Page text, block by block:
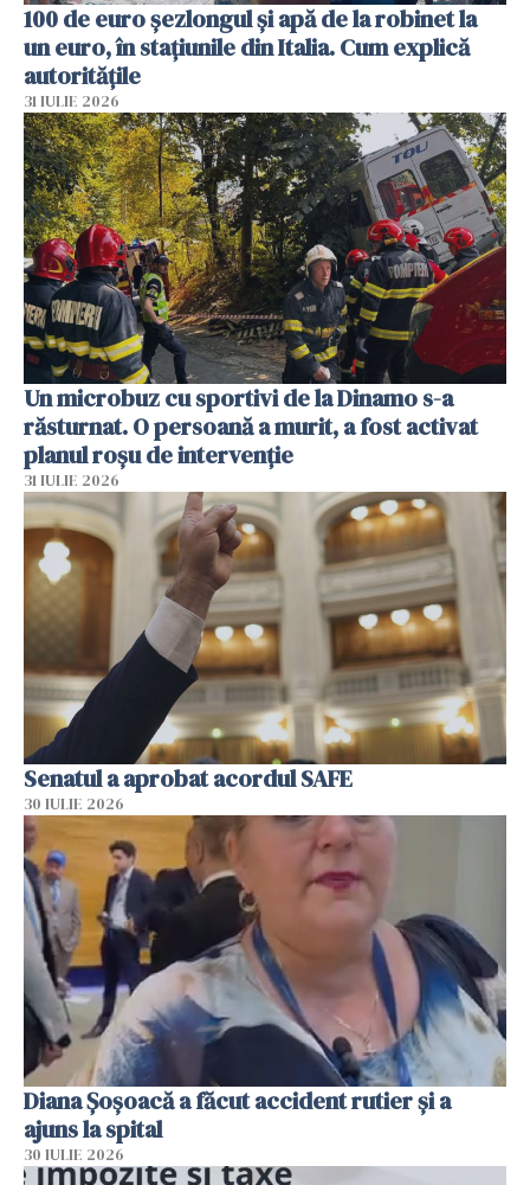
100 de euro șezlongul și apă de la robinet la
un euro, în stațiunile din Italia. Cum explică
autoritățile
31 IULIE 2026
Un microbuz cu sportivi de la Dinamo s-a
răsturnat. O persoană a murit, a fost activat
planul roșu de intervenție
31 IULIE 2026
Senatul a aprobat acordul SAFE
30 IULIE 2026
Diana Șoșoacă a făcut accident rutier și a
ajuns la spital
30 IULIE 2026